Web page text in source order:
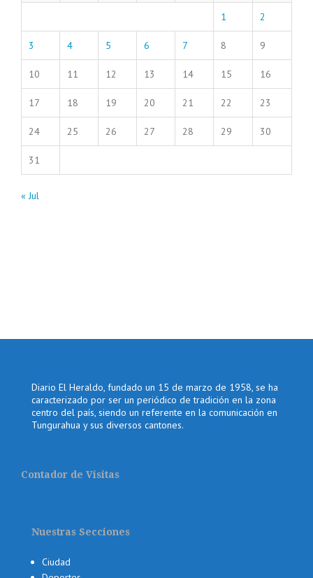
1 2
3 4 5 6 7 8 9
10 11 12 13 14 15 16
17 18 19 20 21 22 23
24 25 26 27 28 29 30
31
« Jul
Diario El Heraldo, fundado un 15 de marzo de 1958, se ha
caracterizado por ser un periódico de tradición en la zona
centro del país, siendo un referente en la comunicación en
Tungurahua y sus diversos cantones.
Contador de Visitas
Nuestras Secciones
Ciudad